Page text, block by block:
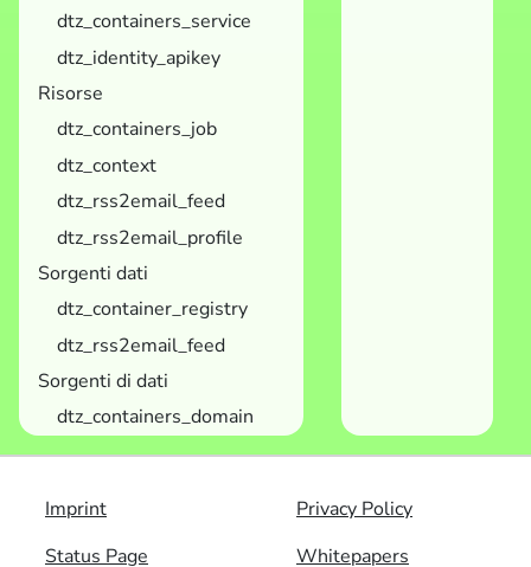
dtz_containers_service
dtz_identity_apikey
Risorse
dtz_containers_job
dtz_context
dtz_rss2email_feed
dtz_rss2email_profile
Sorgenti dati
dtz_container_registry
dtz_rss2email_feed
Sorgenti di dati
dtz_containers_domain
Imprint
Privacy Policy
Status Page
Whitepapers